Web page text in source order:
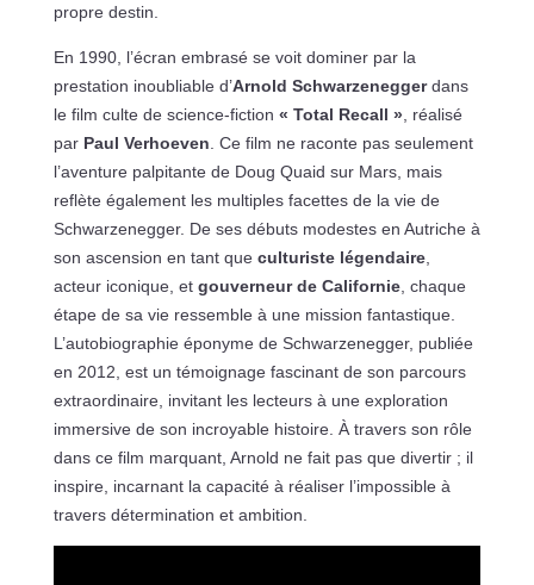
propre destin.
En 1990, l’écran embrasé se voit dominer par la
prestation inoubliable d’Arnold Schwarzeneggerdans
le film culte de science-fiction « Total Recall », réalisé
par Paul Verhoeven . Ce film ne raconte pas seulement
l’aventure palpitante de Doug Quaid sur Mars, mais
reflète également les multiples facettes de la vie de
Schwarzenegger. De ses débuts modestes en Autriche à
son ascension en tant que culturiste légendaire,
acteur iconique, et gouverneur de Californie, chaque
étape de sa vie ressemble à une mission fantastique.
L’autobiographie éponyme de Schwarzenegger, publiée
en 2012, est un témoignage fascinant de son parcours
extraordinaire, invitant les lecteurs à une exploration
immersive de son incroyable histoire. À travers son rôle
dans ce film marquant, Arnold ne fait pas que divertir ; il
inspire, incarnant la capacité à réaliser l’impossible à
travers détermination et ambition.